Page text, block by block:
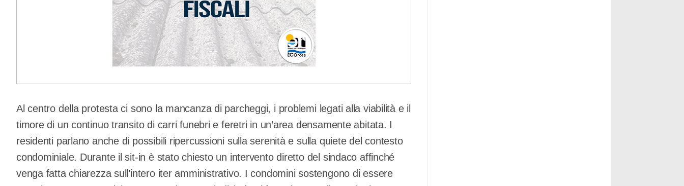
Al centro della protesta ci sono la mancanza di parcheggi, i problemi legati alla viabilità e il
timore di un continuo transito di carri funebri e feretri in un’area densamente abitata. I
residenti parlano anche di possibili ripercussioni sulla serenità e sulla quiete del contesto
condominiale. Durante il sit-in è stato chiesto un intervento diretto del sindaco affinché
venga fatta chiarezza sull’intero iter amministrativo. I condomini sostengono di essere